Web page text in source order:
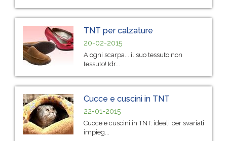
TNT per calzature
20-02-2015
A ogni scarpa... il suo tessuto non
tessuto! Idr...
Cucce e cuscini in TNT
22-01-2015
Cucce e cuscini in TNT: ideali per svariati
impieg...